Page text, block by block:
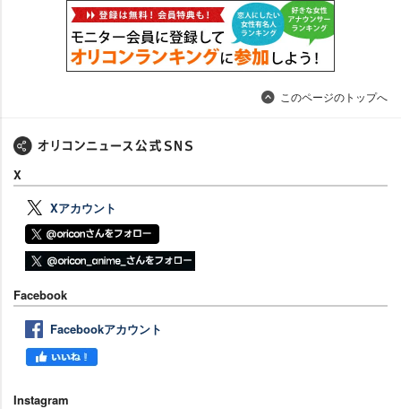
このページのトップへ
X
Xアカウント
Facebook
Facebookアカウント
Instagram